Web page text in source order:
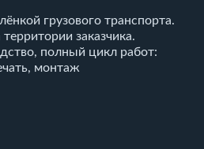
грузового транспорта.
заказчика.
полный цикл работ:
монтаж